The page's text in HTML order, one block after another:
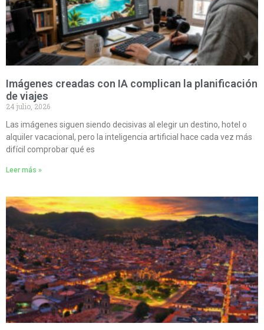
Imágenes creadas con IA complican la planificación
de viajes
24 julio, 2026
Las imágenes siguen siendo decisivas al elegir un destino, hotel o
alquiler vacacional, pero la inteligencia artificial hace cada vez más
difícil comprobar qué es
Leer más »